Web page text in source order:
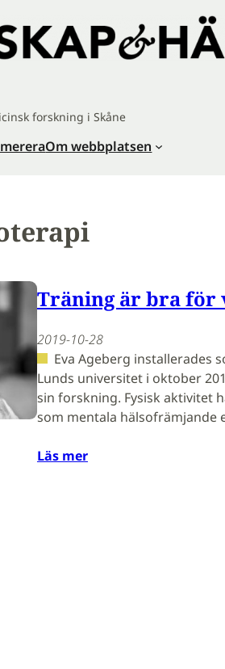
forskning i Skåne
Om webbplatsen
Träning är bra för
2019-10-28
Eva Ageberg installerades
Lunds universitet i oktober
sin forskning. Fysisk aktivitet
som mentala hälsofrämjande
Läs mer